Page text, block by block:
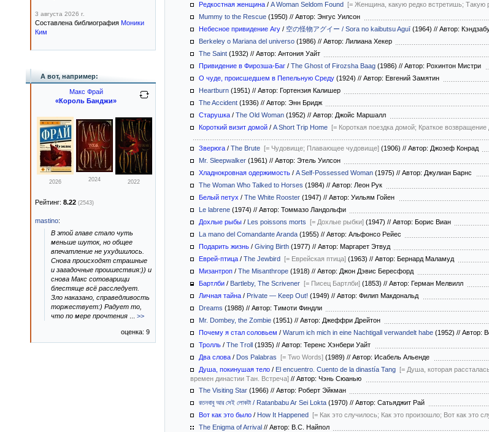
Редкостная женщина / A Woman Seldom Found [= Женщина, какую редко встретишь; Такую
Mummy to the Rescue (1950) // Автор: Энгус Уилсон
Небесное привидение Агу / 空の怪物アグイー / Sora no kaibutsu Aguī (1964) // Автор:
Berkeley o Mariana del universo (1986) // Автор: Лилиана Хекер
The Saint (1932) // Автор: Антония Уайт
Привидение в Фирозша-Баг / The Ghost of Firozsha Baag (1986) // Автор: Рохинтон Мистри
О чуде, происшедшем в Пепельную Среду (1924) // Автор: Евгений Замятин
Heartburn (1951) // Автор: Гортензия Калишер
The Accident (1936) // Автор: Энн Бридж
Старушка / The Old Woman (1952) // Автор: Джойс Маршалл
Короткий визит домой / A Short Trip Home [= Короткая поездка домой; Краткое
Зверюга / The Brute [= Чудовище; Плавающее чудовище] (1906) // Автор: Джозеф Конрад
Mr. Sleepwalker (1961) // Автор: Этель Уилсон
Хладнокровная одержимость / A Self-Possessed Woman (1975) // Автор: Джулиан Барнс
The Woman Who Talked to Horses (1984) // Автор: Леон Рук
Белый петух / The White Rooster (1947) // Автор: Уильям Гойен
Le labrene (1974) // Автор: Томмазо Ландольфи
Дохлые рыбы / Les poissons morts [= Дохлые рыбки] (1947) // Автор: Борис Виан
La mano del Comandante Aranda (1955) // Автор: Альфонсо Рейес
Подарить жизнь / Giving Birth (1977) // Автор: Маргарет Этвуд
Еврей-птица / The Jewbird [= Еврейская птица] (1963) // Автор: Бернард Маламуд
Мизантроп / The Misanthrope (1918) // Автор: Джон Дэвис Бересфорд
Бартлби / Bartleby, The Scrivener [= Писец Бартлби] (1853) // Автор: Герман Мелвилл
Личная тайна / Private — Keep Out! (1949) // Автор: Филип Макдональд
Dreams (1988) // Автор: Тимоти Финдли
Mr. Dombey, the Zombie (1951) // Автор: Джеффри Дрейтон
Почему я стал соловьем / Warum ich mich in eine Nachtigall verwandelt habe (1952) // Автор:
Тролль / The Troll (1935) // Автор: Теренс Хэнбери Уайт
Два слова / Dos Palabras [= Two Words] (1989) // Автор: Исабель Альенде
Душа, покинушая тело / El encuentro. Cuento de la dinastía Tang [= Душа, которая
времен династии Тан. Встреча] // Автор: Чэнь Сюанью
The Visiting Star (1966) // Автор: Роберт Эйкман
রতনবাবু আর সেই লোকটা / Ratanbabu Ar Sei Lokta (1970) // Автор: Сатьяджит Рай
Вот как это было / How It Happened [= Как это случилось; Как это произошло; Вот как это
The Enigma of Arrival // Автор: В.С. Найпол
3 августа 2026 г.
Составлена библиография Моники
Ким
А вот, например:
Макс Фрай
«Король Банджи»
2026 2024 2022
Рейтинг: 8.22 (2543)
mastino:
В этой главе стало чуть
меньше шуток, но общее
впечатление не ухудшилось.
Снова происходят страшные
и загадочные проишествия:)) и
снова Макс сотоварищи
блестяще всё расследует.
Зло наказано, справедливость
торжествует:) Радует то,
что по мере прочтения
>>
оценка: 9